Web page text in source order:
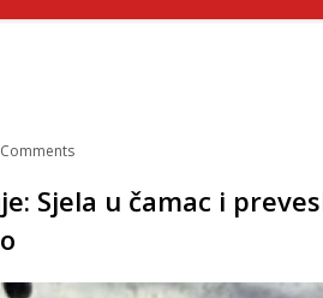
Comments
Sjela u čamac i